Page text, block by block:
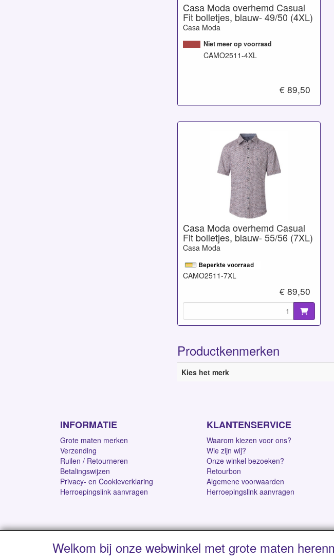
Casa Moda overhemd Casual
Fit bolletjes, blauw- 49/50 (4XL)
Casa Moda
Niet meer op voorraad
CAMO2511-4XL
€ 89,50
Casa Moda overhemd Casual
Fit bolletjes, blauw- 55/56 (7XL)
Casa Moda
CAMO2511-7XL
€ 89,50
Productkenmerken
Kies het merk
INFORMATIE
Grote maten merken
Verzending
Ruilen / Retourneren
Betalingswijzen
Privacy- en Cookieverklaring
Herroepingslink aanvragen
KLANTENSERVICE
Waarom kiezen voor ons?
Wie zijn wij?
Onze winkel bezoeken?
Retourbon
Algemene voorwaarden
Herroepingslink aanvragen
Levertijd 1-2 werkdagen | Vanaf € 95 gratis
Welkom bij onze webwinkel met grote maten